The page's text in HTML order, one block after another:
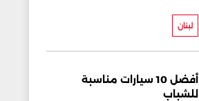
لبنان
أفضل 10 سيارات مناسبة
للشباب